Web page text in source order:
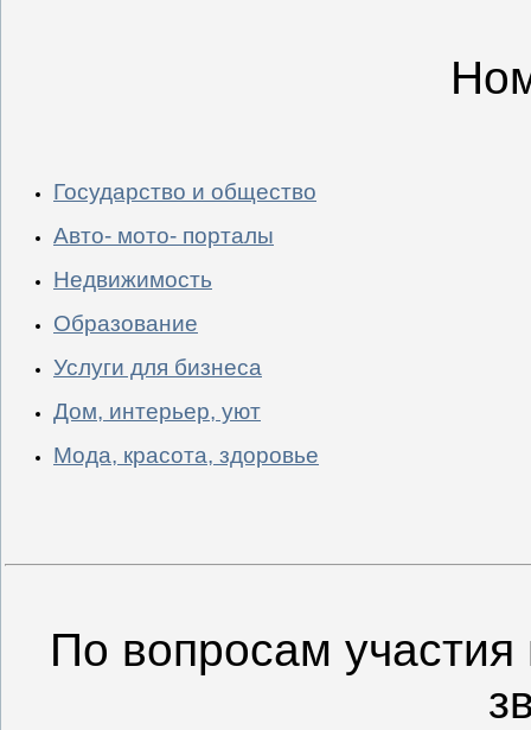
Государство и общество
Авто- мото- порталы
Недвижимость
Образование
Услуги для бизнеса
Дом, интерьер, уют
Мода, красота, здоровье
По вопросам